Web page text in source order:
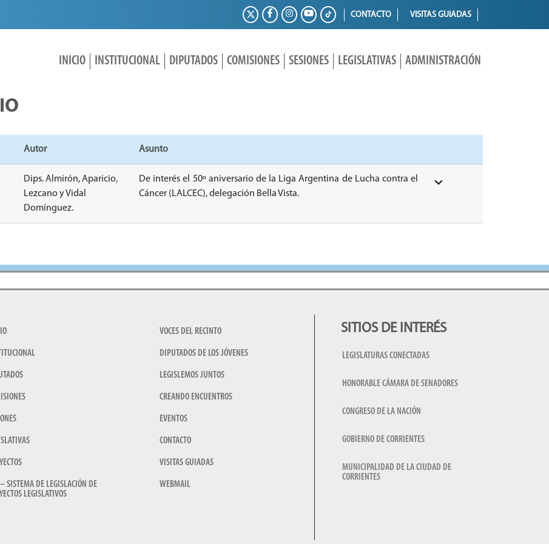
CONTACTO VISITAS GUIADAS
INICIO INSTITUCIONAL DIPUTADOS COMISIONES SESIONES LEGISLATIVAS ADMINISTRACIÓN
Autor Asunto
Dips. Almirón, Aparicio,
Lezcano y Vidal
Domínguez.
De interés el 50º aniversario de la Liga Argentina de Lucha contra el
Cáncer (LALCEC), delegación Bella Vista.
SISTEMA DE LEGISLACIÓN DE
LEGISLATIVOS
VOCES DEL RECINTO
DIPUTADOS DE LOS JÓVENES
LEGISLEMOS JUNTOS
CREANDO ENCUENTROS
EVENTOS
CONTACTO
VISITAS GUIADAS
WEBMAIL
SITIOS DE INTERÉS
LEGISLATURAS CONECTADAS
HONORABLE CÁMARA DE SENADORES
CONGRESO DE LA NACIÓN
GOBIERNO DE CORRIENTES
MUNICIPALIDAD DE LA CIUDAD DE
CORRIENTES